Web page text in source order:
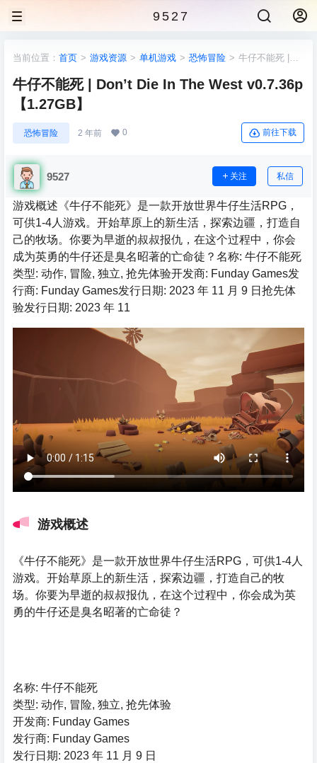
9527
当前位置： 首页 > 游戏资源 > 单机游戏 > 恐怖冒险 > 牛仔不能死 |
牛仔不能死 | Don’t Die In The West v0.7.36p
【1.27GB】
恐怖冒险 2 年前 0 前往下载
9527 关注 私信
游戏概述《牛仔不能死》是一款开放世界牛仔生活RPG，
可供1-4人游戏。开始草原上的新生活，探索边疆，打造自
己的牧场。你要为早逝的叔叔报仇，在这个过程中，你会
成为英勇的牛仔还是臭名昭著的亡命徒？名称: 牛仔不能死
类型: 动作, 冒险, 独立, 抢先体验开发商: Funday Games发
行商: Funday Games发行日期: 2023 年 11 月 9 日抢先体
验发行日期: 2023 年 11
游戏概述
《牛仔不能死》是一款开放世界牛仔生活RPG，可供1-4人
游戏。开始草原上的新生活，探索边疆，打造自己的牧
场。你要为早逝的叔叔报仇，在这个过程中，你会成为英
勇的牛仔还是臭名昭著的亡命徒？
名称: 牛仔不能死
类型: 动作, 冒险, 独立, 抢先体验
开发商: Funday Games
发行商: Funday Games
发行日期: 2023 年 11 月 9 日